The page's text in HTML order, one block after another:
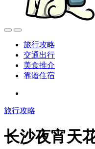
旅行攻略
交通出行
美食推介
靠谱住宿
旅行攻略
长沙夜宵天